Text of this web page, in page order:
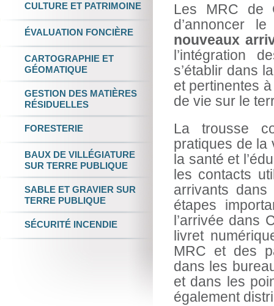
Les MRC de
d’annoncer
nouveaux
l’intégration
s’établir dans
et pertinentes
de vie sur le
La trousse
pratiques de la
la santé et
les contacts
arrivants dans
étapes
l’arrivée dans
livret
MRC et des
dans les
et dans les
également
CULTURE ET PATRIMOINE
ÉVALUATION FONCIÈRE
CARTOGRAPHIE ET
GÉOMATIQUE
GESTION DES MATIÈRES
RÉSIDUELLES
FORESTERIE
BAUX DE VILLÉGIATURE
SUR TERRE PUBLIQUE
SABLE ET GRAVIER SUR
TERRE PUBLIQUE
SÉCURITÉ INCENDIE